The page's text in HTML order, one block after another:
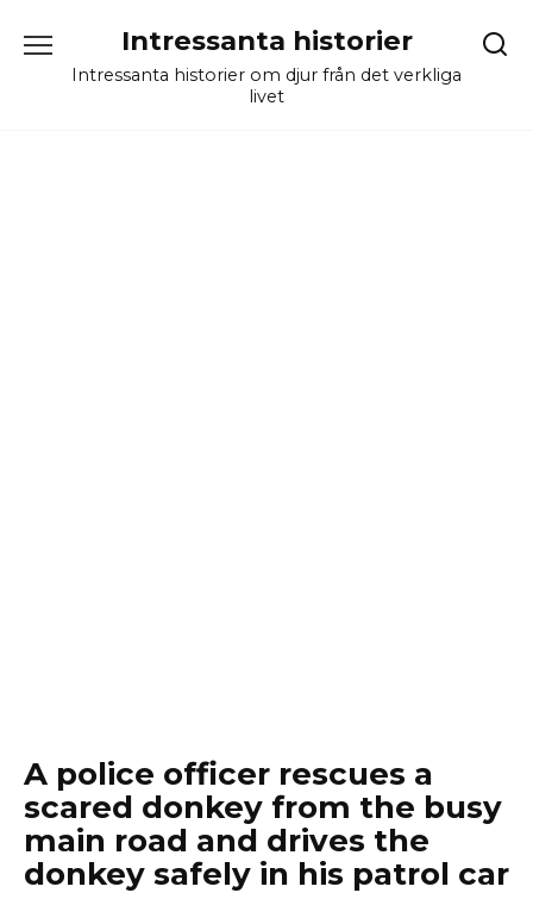
content
Intressanta historier
Intressanta historier om djur från det verkliga
livet
A police officer rescues a
scared donkey from the busy
main road and drives the
donkey safely in his patrol car